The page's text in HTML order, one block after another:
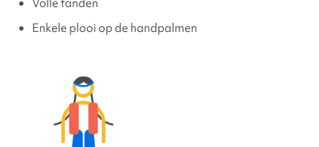
Enkele plooi op de handpalmen